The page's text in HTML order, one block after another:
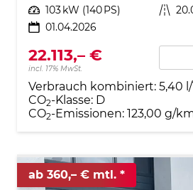
Leistung 103 kW (140 PS) Kilometerstand
01.04.2026
22.113,– €
incl. 17% MwSt.
Verbrauch kombiniert: 5,40
CO2-Klasse: D
CO2-Emissionen: 123,00 g/
ab 360,– € mtl.